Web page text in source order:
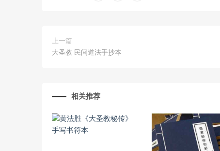
上一篇
大圣教 民间道法手抄本
相关推荐